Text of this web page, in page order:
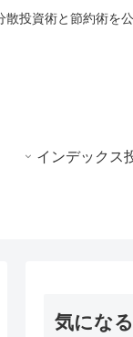
投資術と節約術を公
インデックス
気にな